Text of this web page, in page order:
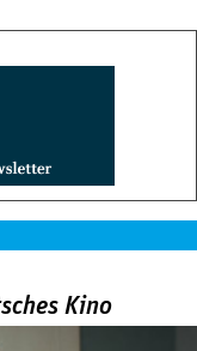
Kino